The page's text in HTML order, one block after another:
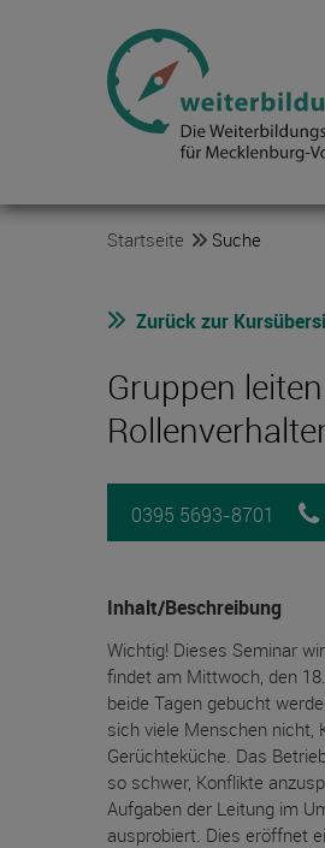
Startseite Suche
Zurück zur
Gruppen
0395 5693-8701
Inhalt/Beschreibung
Wichtig! Dieses Seminar
findet am Mittwoch, den
beide Tagen gebucht
sich viele Menschen nicht,
Gerüchteküche. Das
so schwer, Konflikte
Aufgaben der Leitung im
ausprobiert. Dies eröffnet